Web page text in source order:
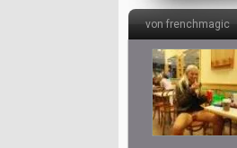
von frenchmagic